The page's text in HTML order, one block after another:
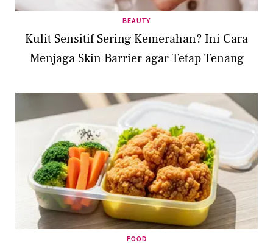
BEAUTY
Kulit Sensitif Sering Kemerahan? Ini Cara
Menjaga Skin Barrier agar Tetap Tenang
FOOD